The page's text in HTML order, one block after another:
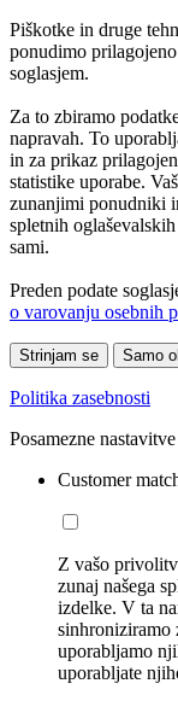
Piškotke in druge
ponudimo
soglasjem.
Za to zbiramo
napravah. To
in za prikaz
statistike uporabe.
zunanjimi ponudniki
spletnih
sami.
Preden podate
o varovanju osebnih
Strinjam se Samo
Politika zasebnosti
Posamezne
Customer
Z vašo
zunaj našega
izdelke. V ta
sinhroniziramo
uporabljamo
uporabljate